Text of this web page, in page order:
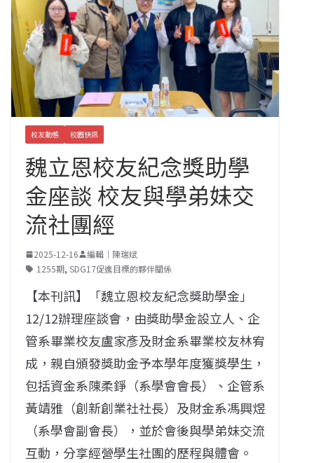
校友動態 校園快訊
魏立恩校友紀念獎助學
金座談 校友與學弟妹交
流社團經
2025-12-16
編輯｜陳瑞斌
1255期, SDG17促進目標的夥伴關係
【本刊訊】「魏立恩校友紀念獎助學金」
12/12辦理座談會，由獎助學金設立人、企
管系畢業校友盧家彥及財金系畢業校友林宥
成，親自頒發獎助金予本學年度獲獎學生，
包括資金系陳柔錚（系學會會長）、企管系
黃靖雅（創新創業社社長）及財金系馮興煜
（系學會副會長），並於會後與學弟妹交流
互動，分享經營學生社團的歷程與體會。